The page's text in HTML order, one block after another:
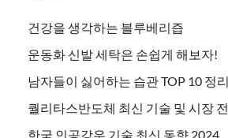
건강을 생각하는 블루베리즙
운동화 신발 세탁은 손쉽게 해보자!
남자들이 싫어하는 습관 TOP 10 정리
퀄리타스반도체 최신 기술 및 시장
한국 인공강우 기술 최신 동향 2024